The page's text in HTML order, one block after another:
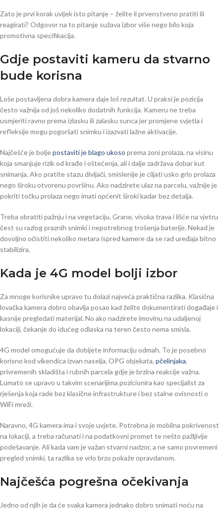
Zato je prvi korak uvijek isto pitanje – želite li prvenstveno pratiti ili
reagirati? Odgovor na to pitanje sužava izbor više nego bilo koja
promotivna specifikacija.
Gdje postaviti kameru da stvarno
bude korisna
Loše postavljena dobra kamera daje loš rezultat. U praksi je pozicija
često važnija od još nekoliko dodatnih funkcija. Kameru ne treba
usmjeriti ravno prema izlasku ili zalasku sunca jer promjene svjetla i
refleksije mogu pogoršati snimku i izazvati lažne aktivacije.
Najčešće je boljepostaviti je blago ukoso prema zoni prolaza, na visinu
koja smanjuje rizik od krađe i oštećenja, ali i dalje zadržava dobar kut
snimanja. Ako pratite stazu divljači, smislenije je ciljati usko grlo prolaza
nego široku otvorenu površinu. Ako nadzirete ulaz na parcelu, važnije je
pokriti točku prolaza nego imati općenit široki kadar bez detalja.
Treba obratiti pažnju i na vegetaciju. Grane, visoka trava i lišće na vjetru
čest su razlog praznih snimki i nepotrebnog trošenja baterije. Nekad je
dovoljno očistiti nekoliko metara ispred kamere da se rad uređaja bitno
stabilizira.
Kada je 4G model bolji izbor
Za mnoge korisnike upravo tu dolazi najveća praktična razlika. Klasična
lovačka kamera dobro obavlja posao kad želite dokumentirati događaje i
kasnije pregledati materijal. No ako nadzirete imovinu na udaljenoj
lokaciji, čekanje do idućeg odlaska na teren često nema smisla.
4G model omogućuje da dobijete informaciju odmah. To je posebno
korisno kod vikendica izvan naselja, OPG objekata, pčelinjaka,
privremenih skladišta i rubnih parcela gdje je brzina reakcije važna.
Lumato se upravo u takvim scenarijima pozicionira kao specijalist za
rješenja koja rade bez klasične infrastrukture i bez stalne ovisnosti o
WiFi mreži.
Naravno, 4G kamera ima i svoje uvjete. Potrebna je mobilna pokrivenost
na lokaciji, a treba računati i na podatkovni promet te nešto pažljivije
podešavanje. Ali kada vam je važan stvarni nadzor, a ne samo povremeni
pregled snimki, ta razlika se vrlo brzo pokaže opravdanom.
Najčešća pogrešna očekivanja
Jedno od njih je da će svaka kamera jednako dobro snimati noću na